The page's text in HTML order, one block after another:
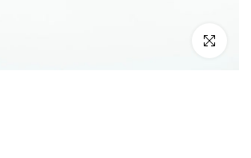
Click to enlarge